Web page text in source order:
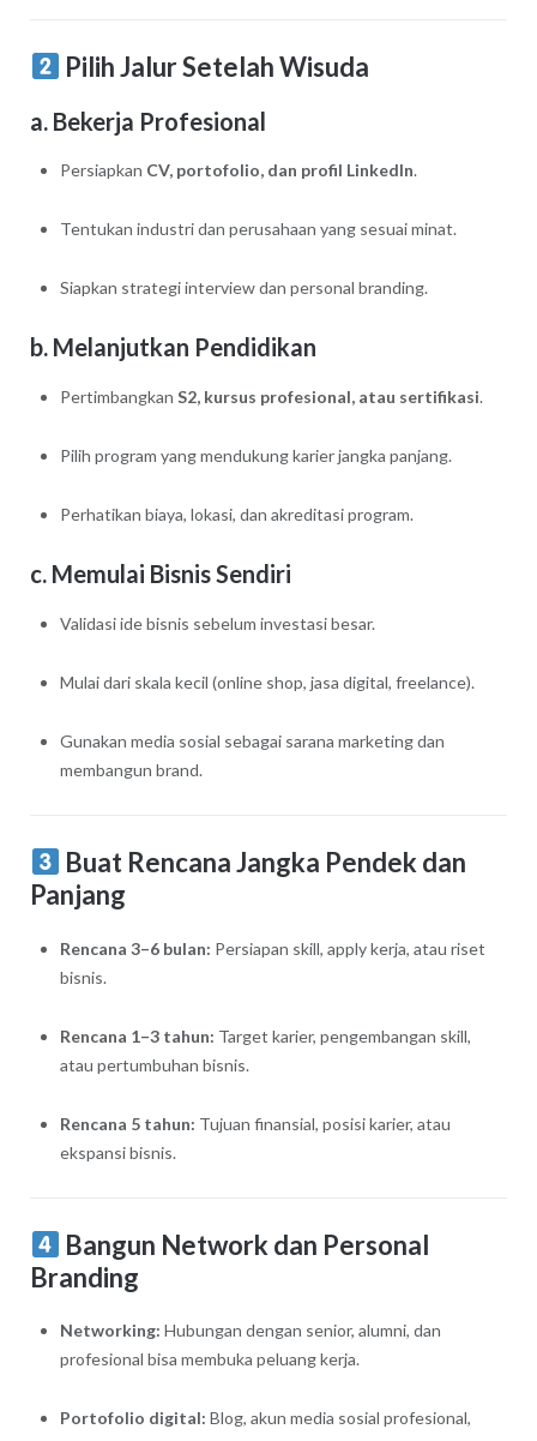
Pilih Jalur Setelah Wisuda
a. Bekerja Profesional
Persiapkan CV, portofolio, dan profil LinkedIn.
Tentukan industri dan perusahaan yang sesuai minat.
Siapkan strategi interview dan personal branding.
b. Melanjutkan Pendidikan
Pertimbangkan S2, kursus profesional, atau sertifikasi.
Pilih program yang mendukung karier jangka panjang.
Perhatikan biaya, lokasi, dan akreditasi program.
c. Memulai Bisnis Sendiri
Validasi ide bisnis sebelum investasi besar.
Mulai dari skala kecil (online shop, jasa digital, freelance).
Gunakan media sosial sebagai sarana marketing dan
membangun brand.
Buat Rencana Jangka Pendek dan
Panjang
Rencana 3–6 bulan: Persiapan skill, apply kerja, atau riset
bisnis.
Rencana 1–3 tahun: Target karier, pengembangan skill,
atau pertumbuhan bisnis.
Rencana 5 tahun: Tujuan finansial, posisi karier, atau
ekspansi bisnis.
Bangun Network dan Personal
Branding
Networking: Hubungan dengan senior, alumni, dan
profesional bisa membuka peluang kerja.
Portofolio digital: Blog, akun media sosial profesional,